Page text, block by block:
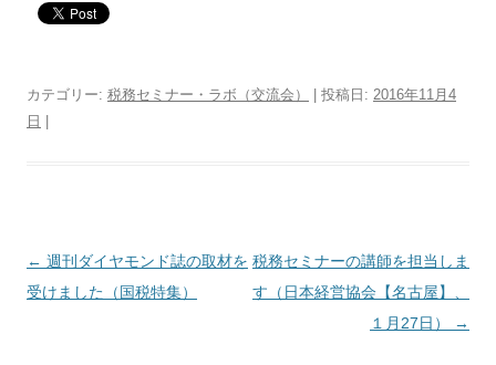
カテゴリー: 税務セミナー・ラボ（交流会） | 投稿日: 2016年11月4
日
投稿ナビゲーション
← 週刊ダイヤモンド誌の取材を
受けました（国税特集）
税務セミナーの講師を担当しま
す（日本経営協会【名古屋】、
１月27日）
→